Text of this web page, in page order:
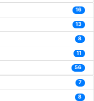
16
13
8
11
56
7
8